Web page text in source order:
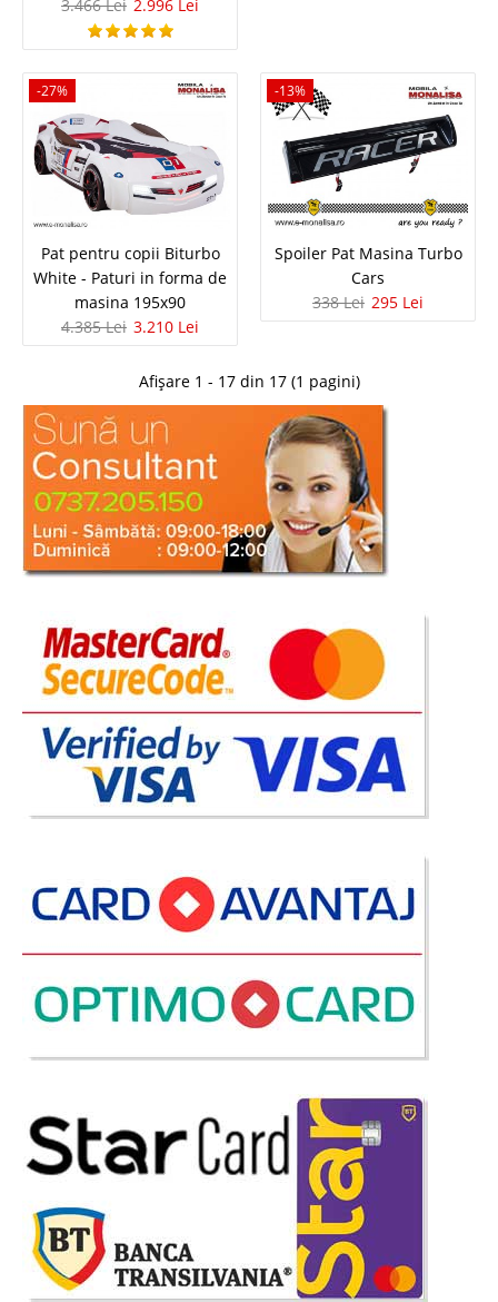
Pat Masina GTE Rosu cu LED si
sunete Champion Racer copii
Pat copii in forma de masina de curse GTE Rosu ⭐ Oferta de pret
importator Oficial Un dormitor de copii amenajat in stil curse de masini
formeaza abilitati senzationale micului pilot. Un pat in forma de masina
stimuleaza personalitatea copilului si genere..
Compara
8.539 Lei
Pret Redus 5.509 Lei
Adauga la Favorite
-35%
Pat in forma de Masina GTE Negru
pentru Dormitor copii
Pat masina negru pentru dormitoare copii GTE ⭐ Oferta de
Pret import Direct Fiecare copil ar trebui sa aibe un dormitor de vis, orice
copil isi doreste un pat in forma de masina. Un pat masina GTE negru
poate schimba radical modul in care un copil percepe lumea iar ..
Compara
Pret Redus5.509 Lei
Adauga la Favorite
Pat Masina GTE Alb cu Telecomanda
Sunete si Lumini pt. copii
3.466 Lei 2.996 Lei
-27%
Pat pentru copii Biturbo
White - Paturi in forma de
masina 195x90
4.385 Lei 3.210 Lei
-13%
Spoiler Pat Masina Turbo
Cars
338 Lei 295 Lei
Afișare 1 - 17 din 17 (1 pagini)